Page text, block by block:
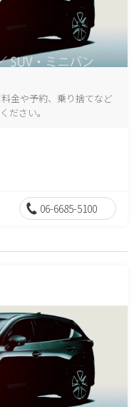
金や予約、乗り捨てなど
ださい。
06-6685-5100